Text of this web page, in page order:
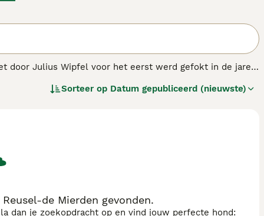
door Julius Wipfel voor het eerst werd gefokt in de jaren
honden. Ze staan ook bekend om het vormen van
Sorteer op Datum gepubliceerd (nieuwste)
de Mierden gevonden.
dan je zoekopdracht op en vind jouw perfecte hond: